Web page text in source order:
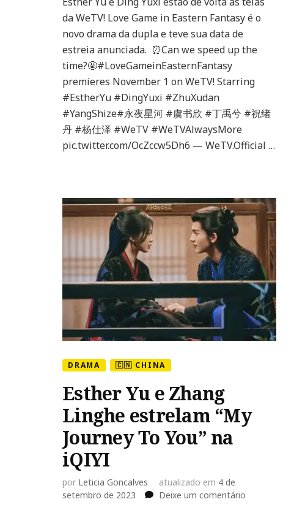
Yu
e
Ding
salvam
o
mundo
em
“Love
Game
in
Eastern
da WeTV! Love Game in Eastern Fantasy é o
novo drama da dupla e teve sua data de
estreia anunciada. ⏰Can we speed up the
time?🤩#LoveGameinEasternFantasy
premieres November 1 on WeTV! Starring
#EstherYu #DingYuxi #ZhuXudan
#YangShize#永夜星河 #虞书欣 #丁禹兮 #祝绪
丹 #杨仕泽 #WeTV #WeTVAlwaysMore
pic.twitter.com/OcZccw5Dh6 — WeTV.Official …
DRAMA 🇨🇳 CHINA
Esther Yu e Zhang
Linghe estrelam “My
Journey To You” na
iQIYI
por Leticia Goncalves atualizado em 4 de
setembro de 2023
Deixe um comentário